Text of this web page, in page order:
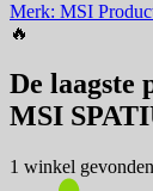
Merk: MSI
🔥
De laagste
MSI
1 winkel gevonden